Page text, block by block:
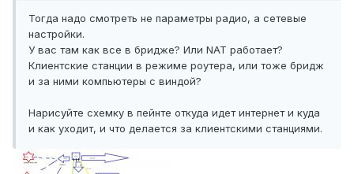
Тогда надо смотреть не параметры радио, а сетевые
настройки.
У вас там как все в бридже? Или NAT работает?
Клиентские станции в режиме роутера, или тоже бридж
и за ними компьютеры с виндой?
Нарисуйте схемку в пейнте откуда идет интернет и куда
и как уходит, и что делается за клиентскими станциями.